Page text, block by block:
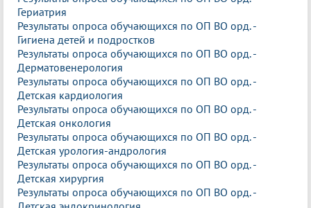
Гериатрия
Результаты опроса обучающихся по ОП ВО орд. -
Гигиена детей и подростков
Результаты опроса обучающихся по ОП ВО орд. -
Дерматовенерология
Результаты опроса обучающихся по ОП ВО орд. -
Детская кардиология
Результаты опроса обучающихся по ОП ВО орд. -
Детская онкология
Результаты опроса обучающихся по ОП ВО орд. -
Детская урология-андрология
Результаты опроса обучающихся по ОП ВО орд. -
Детская хирургия
Результаты опроса обучающихся по ОП ВО орд. -